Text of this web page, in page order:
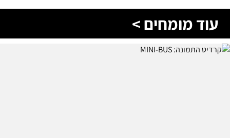
עוד מומחים >